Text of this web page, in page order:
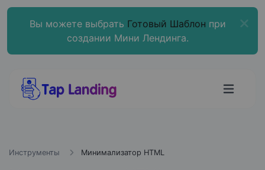
Вы можете выбрать Готовый Шаблон при
создании Мини Лендинга.
Инструменты Минимализатор HTML